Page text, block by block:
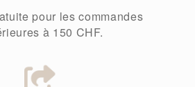
pour les commandes
à 150 CHF.